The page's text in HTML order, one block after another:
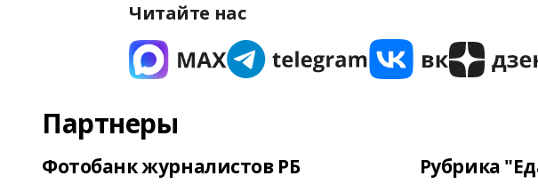
Читайте нас
Партнеры
Фотобанк журналистов РБ Рубрика